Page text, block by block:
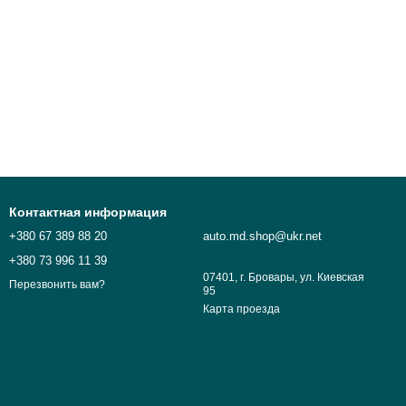
Контактная информация
+380 67 389 88 20
+380 73 996 11 39
Перезвонить вам?
auto.md.shop@ukr.net
07401, г. Бровары, ул. Киевская
95
Карта проезда